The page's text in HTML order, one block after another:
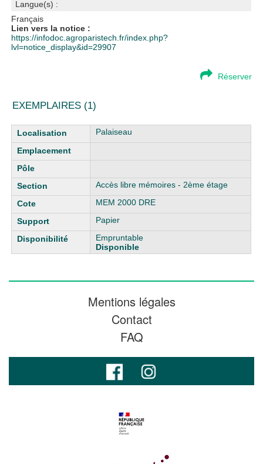
Langue(s) :
Français
Lien vers la notice :
https://infodoc.agroparistech.fr/index.php?
lvl=notice_display&id=29907
Réserver
EXEMPLAIRES (1)
Liste des exemplaires Palaiseau
Accès libre mémoires - 2ème étage
MEM 2000 DRE
Papier
Empruntable
Disponible
Mentions légales
Contact
FAQ